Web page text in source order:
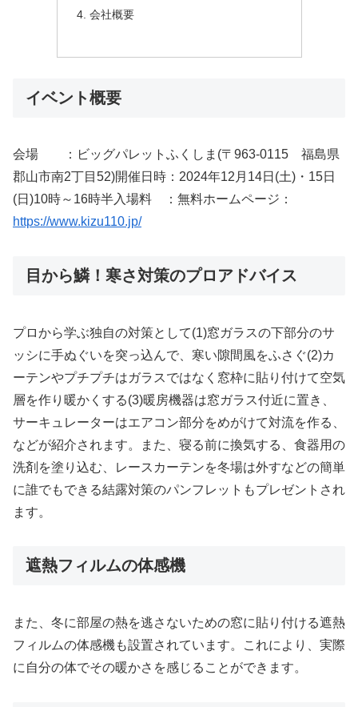
会社概要
イベント概要
会場 ：ビッグパレットふくしま(〒963-0115 福島県
郡山市南2丁目52)開催日時：2024年12月14日(土)・15日
(日)10時～16時半入場料 ：無料ホームページ：
https://www.kizu110.jp/
目から鱗！寒さ対策のプロアドバイス
プロから学ぶ独自の対策として(1)窓ガラスの下部分のサ
ッシに手ぬぐいを突っ込んで、寒い隙間風をふさぐ(2)カ
ーテンやプチプチはガラスではなく窓枠に貼り付けて空気
層を作り暖かくする(3)暖房機器は窓ガラス付近に置き、
サーキュレーターはエアコン部分をめがけて対流を作る、
などが紹介されます。また、寝る前に換気する、食器用の
洗剤を塗り込む、レースカーテンを冬場は外すなどの簡単
に誰でもできる結露対策のパンフレットもプレゼントされ
ます。
遮熱フィルムの体感機
また、冬に部屋の熱を逃さないための窓に貼り付ける遮熱
フィルムの体感機も設置されています。これにより、実際
に自分の体でその暖かさを感じることができます。